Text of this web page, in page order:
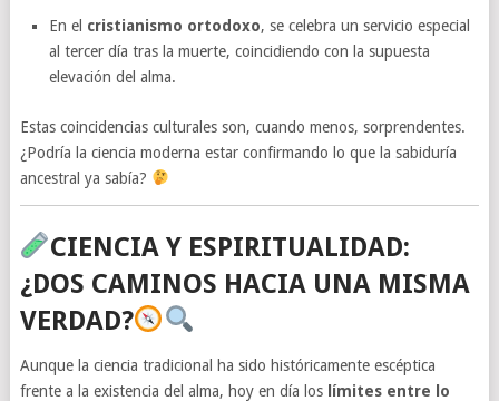
En el cristianismo ortodoxo, se celebra un servicio especial
al tercer día tras la muerte, coincidiendo con la supuesta
elevación del alma.
Estas coincidencias culturales son, cuando menos, sorprendentes.
¿Podría la ciencia moderna estar confirmando lo que la sabiduría
ancestral ya sabía?
CIENCIA Y ESPIRITUALIDAD:
¿DOS CAMINOS HACIA UNA MISMA
VERDAD?
Aunque la ciencia tradicional ha sido históricamente escéptica
frente a la existencia del alma, hoy en día los límites entre lo